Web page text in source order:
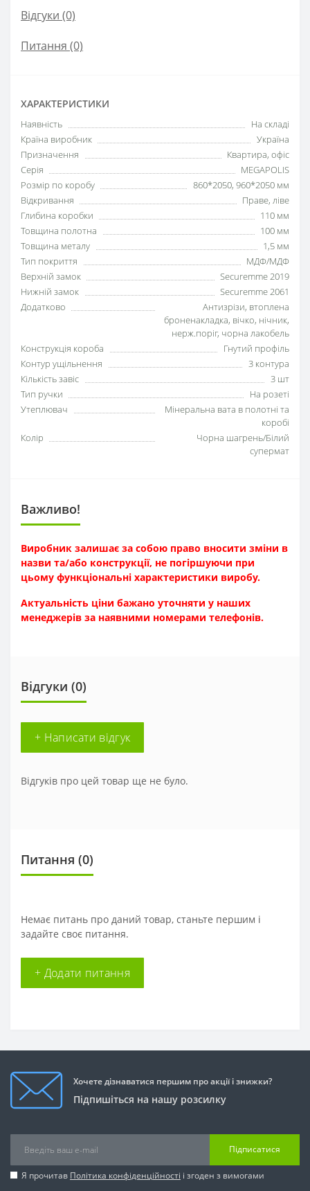
Відгуки (0)
Питання (0)
ХАРАКТЕРИСТИКИ
Наявність
На складі
Країна виробник
Україна
Призначення
Квартира, офіс
Серія
MEGAPOLIS
Розмір по коробу
860*2050, 960*2050 мм
Відкривання
Праве, ліве
Глибина коробки
110 мм
Товщина полотна
100 мм
Товщина металу
1,5 мм
Тип покриття
МДФ/МДФ
Верхній замок
Securemme 2019
Нижній замок
Securemme 2061
Додатково
Антизрізи, втоплена
броненакладка, вічко, нічник,
нерж.поріг, чорна лакобель
Конструкція короба
Гнутий профіль
Контур ущільнення
3 контура
Кількість завіс
3 шт
Тип ручки
На розеті
Утеплювач
Мінеральна вата в полотні та
коробі
Колір
Чорна шагрень/Білий
супермат
Важливо!
Виробник залишає за собою право вносити зміни в
назви та/або конструкції, не погіршуючи при
цьому функціональні характеристики виробу.
Актуальність ціни бажано уточняти у наших
менеджерів за наявними номерами телефонів.
Відгуки (0)
+ Написати відгук
Відгуків про цей товар ще не було.
Питання (0)
Немає питань про даний товар, станьте першим і
задайте своє питання.
+ Додати питання
Хочете дізнаватися першим про акції і знижки?
Підпишіться на нашу розсилку
Підписатися
Я прочитав Політика конфіденційності і згоден з вимогами